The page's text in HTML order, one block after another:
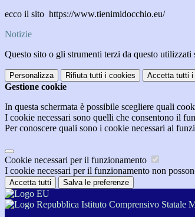
ecco il sito https://www.tienimidocchio.eu/
Notizie
Questo sito o gli strumenti terzi da questo
Personalizza Rifiuta tutti i cookies Accetta tutti i
Gestione cookie
In questa schermata è possibile scegliere quali
I cookie necessari sono quelli che consentono il
Per conoscere quali sono i cookie necessari al
Cookie necessari per il funzionamento
I cookie necessari per il funzionamento non
Accetta tutti Salva le preferenze
Istituto Comprensivo Statale